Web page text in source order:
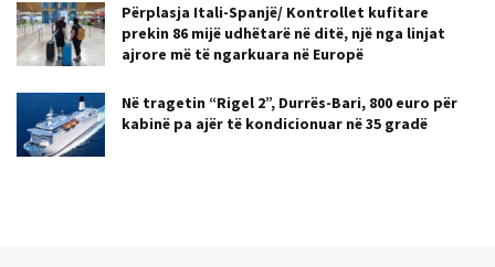
Përplasja Itali-Spanjë/ Kontrollet kufitare
prekin 86 mijë udhëtarë në ditë, një nga linjat
ajrore më të ngarkuara në Europë
Në tragetin “Rigel 2”, Durrës-Bari, 800 euro për
kabinë pa ajër të kondicionuar në 35 gradë